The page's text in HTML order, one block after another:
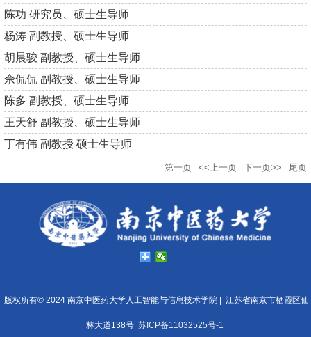
陈功 研究员、硕士生导师
杨涛 副教授、硕士生导师
胡晨骏 副教授、硕士生导师
佘侃侃 副教授、硕士生导师
陈多 副教授、硕士生导师
王天舒 副教授、硕士生导师
丁有伟 副教授 硕士生导师
第一页 <<上一页 下一页>> 尾页
版权所有© 2024 南京中医药大学人工智能与信息技术学院 | 江苏省南京市栖霞区仙
林大道138号 苏ICP备11032525号-1